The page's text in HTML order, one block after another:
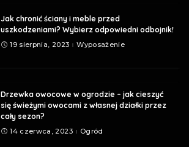
Jak chronić ściany i meble przed
uszkodzeniami? Wybierz odpowiedni odbojnik!
19 sierpnia, 2023 Wyposażenie
Drzewka owocowe w ogrodzie – jak cieszyć
się świeżymi owocami z własnej działki przez
cały sezon?
14 czerwca, 2023 Ogród